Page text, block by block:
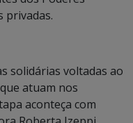
privadas.
solidárias voltadas ao
atuam nos
aconteça com